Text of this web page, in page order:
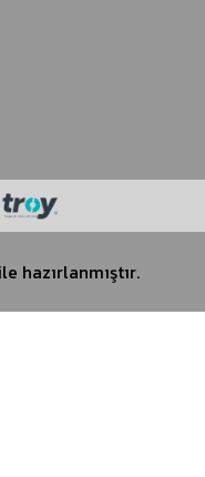
hazırlanmıştır.